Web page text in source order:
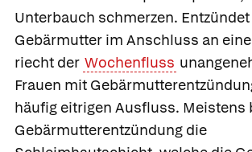
Unterbauch schmerzen.
Gebärmutter im Anschluss an
riecht der Wochenfluss
Frauen mit
häufig eitrigen Ausfluss. Meistens
Gebärmutterentzündung die